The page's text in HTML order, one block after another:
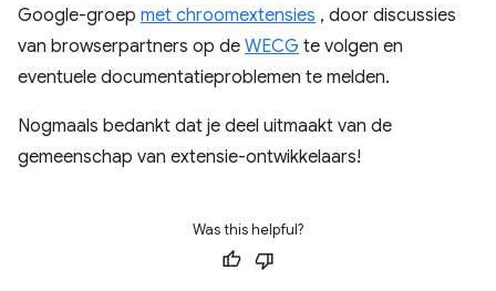
Google-groep met chroomextensies , door discussies
van browserpartners op de WECG te volgen en
eventuele documentatieproblemen te melden.
Nogmaals bedankt dat je deel uitmaakt van de
gemeenschap van extensie-ontwikkelaars!
Was this helpful?